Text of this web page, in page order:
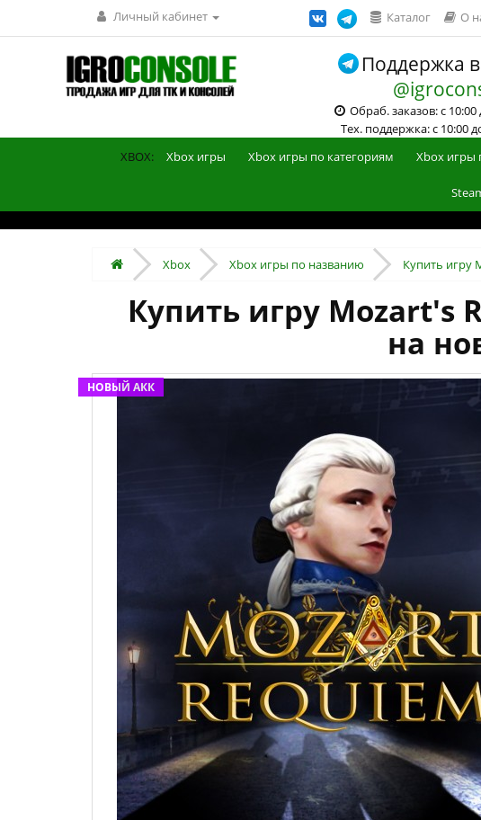
Личный кабинет Каталог О
Поддержка
Обраб. заказов: с 10:00
Тех. поддержка: с 10:00
XBOX: Xbox игры Xbox игры по категориям Xbox игры
Xbox Xbox игры по названию Купить игру
Купить игру Mozart's
на
НОВЫЙ АКК